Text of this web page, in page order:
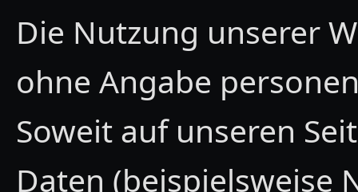
Die Nutzung unserer
ohne Angabe
Soweit auf unseren
Daten (beispielsweise